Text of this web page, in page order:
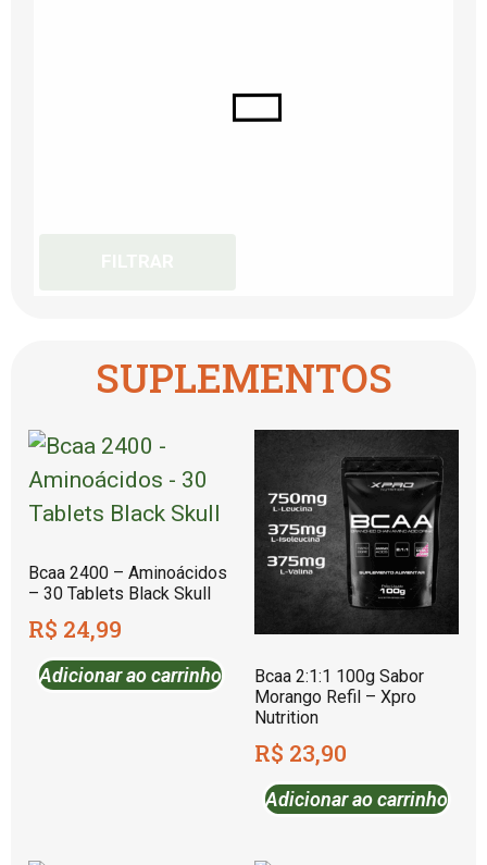
SUPLEMENTOS
Bcaa 2400 – Aminoácidos
– 30 Tablets Black Skull
R$ 24,99
Adicionar ao carrinho
Bcaa 2:1:1 100g Sabor
Morango Refil – Xpro
Nutrition
R$ 23,90
Adicionar ao carrinho